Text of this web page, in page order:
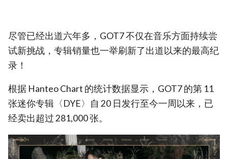
尽管已经出道六年多，GOT7 不仅在音乐方面持续尝
试新挑战，专辑销量也一举刷新了出道以来的最高纪
录！
根据 Hanteo Chart 的统计数据显示，GOT7 的第 11
张迷你专辑〈DYE〉自 20 日发行至今一周以来，已
经卖出超过 281,000 张。